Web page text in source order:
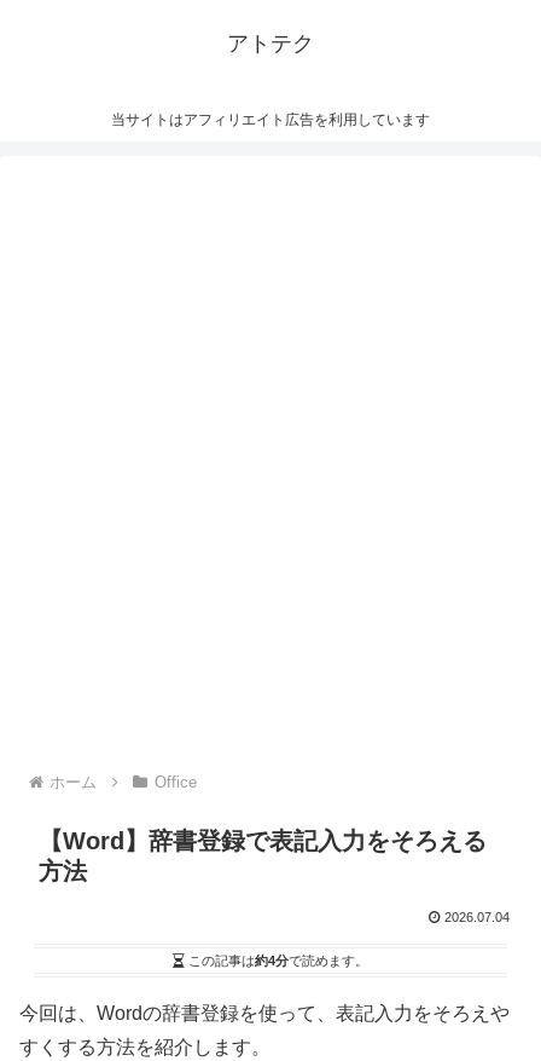
アトテク
当サイトはアフィリエイト広告を利用しています
ホーム Office
【Word】辞書登録で表記入力をそろえる
方法
2026.07.04
この記事は約4分で読めます。
今回は、Wordの辞書登録を使って、表記入力をそろえや
すくする方法を紹介します。